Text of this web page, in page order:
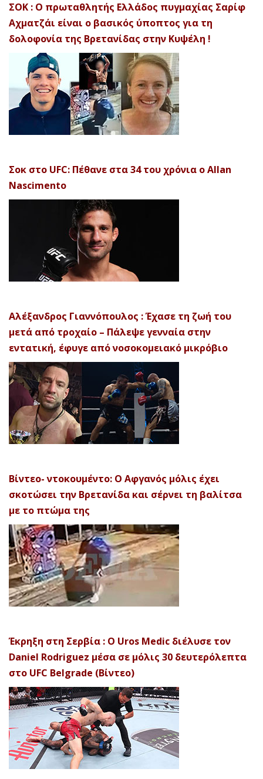
ΣΟΚ : Ο πρωταθλητής Ελλάδος πυγμαχίας Σαρίφ
Αχματζάι είναι ο βασικός ύποπτος για τη
δολοφονία της Βρετανίδας στην Κυψέλη !
Σοκ στο UFC: Πέθανε στα 34 του χρόνια ο Allan
Nascimento
Αλέξανδρος Γιαννόπουλος : Έχασε τη ζωή του
μετά από τροχαίο – Πάλεψε γενναία στην
εντατική, έφυγε από νοσοκομειακό μικρόβιο
Βίντεο- ντοκουμέντο: Ο Αφγανός μόλις έχει
σκοτώσει την Βρετανίδα και σέρνει τη βαλίτσα
με το πτώμα της
Έκρηξη στη Σερβία : Ο Uros Medic διέλυσε τον
Daniel Rodriguez μέσα σε μόλις 30 δευτερόλεπτα
στο UFC Belgrade (Βίντεο)